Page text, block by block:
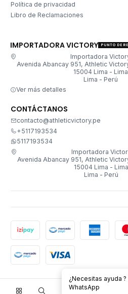
Política de privacidad
Libro de Reclamaciones
IMPORTADORA VICTORY PUNTO DE
Importadora
Avenida Abancay 951, Athletic
15004 Lima - Lima
Lima - Perú
Ver más detalles
CONTÁCTANOS
contacto@athleticvictory.pe
+5117193534
5117193534
Importadora
Avenida Abancay 951, Athletic
15004 Lima - Lima
Lima - Perú
2026
Todos los derechos reservados.
¿Necesitas ayuda
WhatsApp